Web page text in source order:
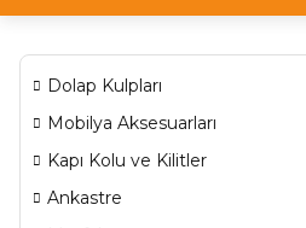
Dolap Kulpları
Mobilya Aksesuarları
Kapı Kolu ve Kilitler
Ankastre